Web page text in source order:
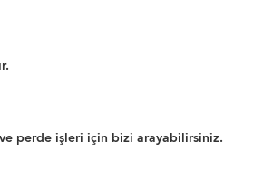
perde işleri için bizi arayabilirsiniz.